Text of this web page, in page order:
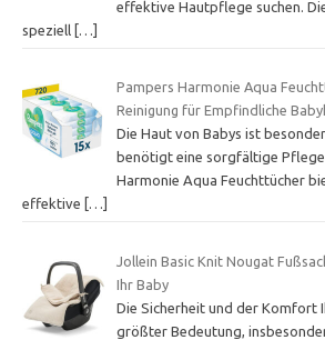
effektive Hautpflege suchen.
speziell […]
Pampers Harmonie Aqua
Reinigung für Empfindliche
Die Haut von Babys ist
benötigt eine sorgfältige
Harmonie Aqua Feuchttücher
effektive
[…]
Jollein Basic Knit Nougat
Ihr Baby
Die Sicherheit und der Komfort
größter Bedeutung,